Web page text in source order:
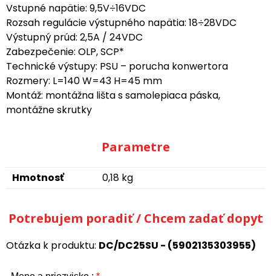
Vstupné napätie: 9,5V÷16VDC
Rozsah regulácie výstupného napätia: 18÷28VDC
Výstupný prúd: 2,5A / 24VDC
Zabezpečenie: OLP, SCP*
Technické výstupy: PSU – porucha konwertora
Rozmery: L=140 W=43 H=45 mm
Montáž: montážna lišta s samolepiaca páska,
montážne skrutky
Parametre
Hmotnosť 0,18 kg
Potrebujem poradiť / Chcem zadať dopyt
Otázka k produktu: DC/DC25SU - (5902135303955)